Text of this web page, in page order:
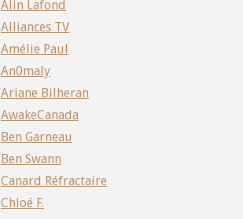
Alin Lafond
Alliances TV
Amélie Paul
An0maly
Ariane Bilheran
AwakeCanada
Ben Garneau
Ben Swann
Canard Réfractaire
Chloé F.